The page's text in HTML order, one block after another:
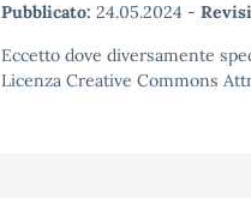
Pubblicato: 24.05.2024 -
Eccetto dove diversamente
Licenza Creative Commons